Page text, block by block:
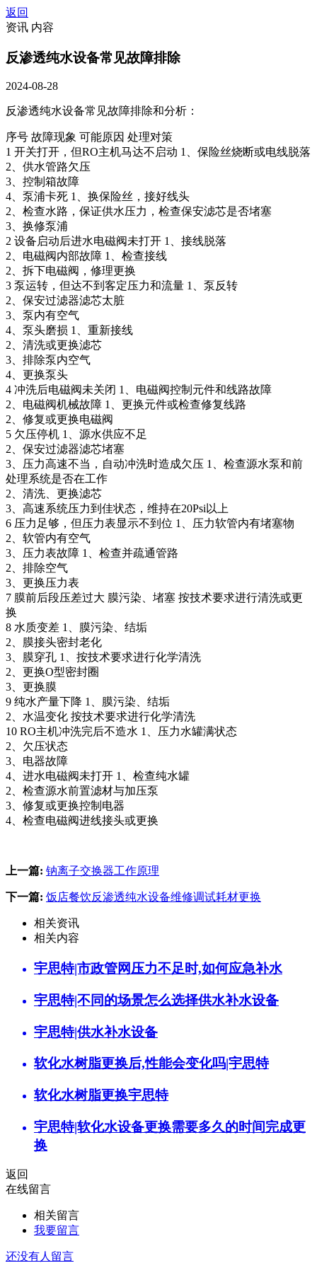
返回
资讯 内容
反渗透纯水设备常见故障排除
2024-08-28
反渗透纯水设备常见故障排除和分析：
序号 故障现象 可能原因 处理对策
1 开关打开，但RO主机马达不启动 1、保险丝烧断或电线脱落
2、供水管路欠压
3、控制箱故障
4、泵浦卡死 1、换保险丝，接好线头
2、检查水路，保证供水压力，检查保安滤芯是否堵塞
3、换修泵浦
2 设备启动后进水电磁阀未打开 1、接线脱落
2、电磁阀内部故障 1、检查接线
2、拆下电磁阀，修理更换
3 泵运转，但达不到客定压力和流量 1、泵反转
2、保安过滤器滤芯太脏
3、泵内有空气
4、泵头磨损 1、重新接线
2、清洗或更换滤芯
3、排除泵内空气
4、更换泵头
4 冲洗后电磁阀未关闭 1、电磁阀控制元件和线路故障
2、电磁阀机械故障 1、更换元件或检查修复线路
2、修复或更换电磁阀
5 欠压停机 1、源水供应不足
2、保安过滤器滤芯堵塞
3、压力高速不当，自动冲洗时造成欠压 1、检查源水泵和前
处理系统是否在工作
2、清洗、更换滤芯
3、高速系统压力到佳状态，维持在20Psi以上
6 压力足够，但压力表显示不到位 1、压力软管内有堵塞物
2、软管内有空气
3、压力表故障 1、检查并疏通管路
2、排除空气
3、更换压力表
7 膜前后段压差过大 膜污染、堵塞 按技术要求进行清洗或更
换
8 水质变差 1、膜污染、结垢
2、膜接头密封老化
3、膜穿孔 1、按技术要求进行化学清洗
2、更换O型密封圈
3、更换膜
9 纯水产量下降 1、膜污染、结垢
2、水温变化 按技术要求进行化学清洗
10 RO主机冲洗完后不造水 1、压力水罐满状态
2、欠压状态
3、电器故障
4、进水电磁阀未打开 1、检查纯水罐
2、检查源水前置滤材与加压泵
3、修复或更换控制电器
4、检查电磁阀进线接头或更换
上一篇: 钠离子交换器工作原理
下一篇: 饭店餐饮反渗透纯水设备维修调试耗材更换
相关资讯
相关内容
宇思特|市政管网压力不足时,如何应急补水
宇思特|不同的场景怎么选择供水补水设备
宇思特|供水补水设备
软化水树脂更换后,性能会变化吗|宇思特
软化水树脂更换宇思特
宇思特|软化水设备更换需要多久的时间完成更
换
返回
在线留言
相关留言
我要留言
还没有人留言